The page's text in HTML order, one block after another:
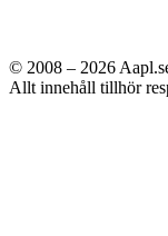
© 2008 – 2026
Allt innehåll tillhör